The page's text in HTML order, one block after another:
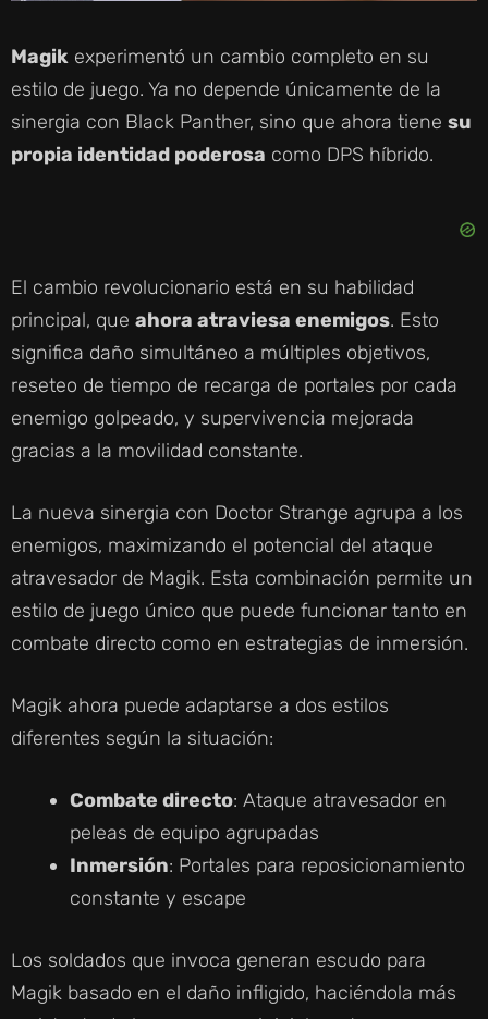
Magik experimentó un cambio completo en su
estilo de juego. Ya no depende únicamente de la
sinergia con Black Panther, sino que ahora tiene su
propia identidad poderosa como DPS híbrido.
El cambio revolucionario está en su habilidad
principal, que ahora atraviesa enemigos. Esto
significa daño simultáneo a múltiples objetivos,
reseteo de tiempo de recarga de portales por cada
enemigo golpeado, y supervivencia mejorada
gracias a la movilidad constante.
La nueva sinergia con Doctor Strange agrupa a los
enemigos, maximizando el potencial del ataque
atravesador de Magik. Esta combinación permite un
estilo de juego único que puede funcionar tanto en
combate directo como en estrategias de inmersión.
Magik ahora puede adaptarse a dos estilos
diferentes según la situación:
Combate directo: Ataque atravesador en
peleas de equipo agrupadas
Inmersión: Portales para reposicionamiento
constante y escape
Los soldados que invoca generan escudo para
Magik basado en el daño infligido, haciéndola más